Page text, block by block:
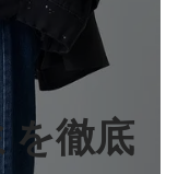
を徹底